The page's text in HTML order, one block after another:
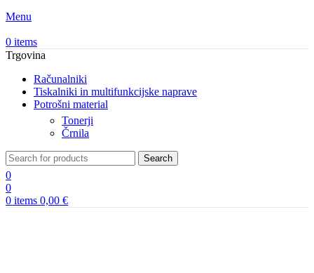
Menu
0 items
Trgovina
Računalniki
Tiskalniki in multifunkcijske naprave
Potrošni material
Tonerji
Črnila
Search
0
0
0 items 0,00 €